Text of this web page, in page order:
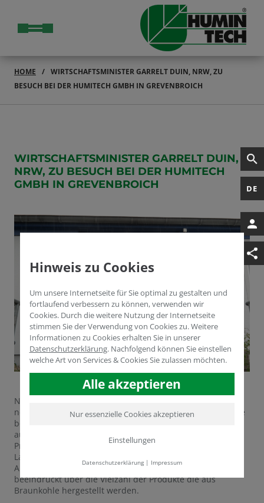
DE
HOME
WIRTSCHAFTSMINISTER GARRELT DUIN, NRW, ZU
BESUCH BEI DER HUMITECH GMBH IN GREVENBROICH
WIRTSCHAFTSMINISTER GARRELT DUIN,
NRW, ZU BESUCH BEI DER HUMITECH
GMBH IN GREVENBROICH
Nach der Vorstellung der Humintech GmbH wurde die
neue Produktionsanlage für huminsäurebasierte Produkte
besichtigt. In dieser neuen Produktionsanlage werden
ausgewählte Braunkohlequalitäten ab September zu
Produkten aus Huminsäure als Bodenverbesserer für die
Landwirtschaft, den Gartenbau und für viele industrielle
Anwendungen hergestellt. Der Minister zeigte sich
beeindruckt über die Vielzahl der Produkte die aus
Braunkohle hergestellt werden.
Hinweis zu Cookies
Um unsere Internetseite für Sie optimal zu gestalten und
fortlaufend verbessern zu können, verwenden wir
Cookies. Durch die weitere Nutzung der Internetseite
stimmen Sie der Verwendung von Cookies zu. Weitere
Informationen zu Cookies erhalten Sie in unserer
Datenschutzerklärung. Nachfolgend können Sie einstellen
welche Art von Services & Cookies Sie zulassen möchten.
Alle akzeptieren
Nur essenzielle Cookies akzeptieren
Einstellungen
Datenschutzerklärung| Impressum